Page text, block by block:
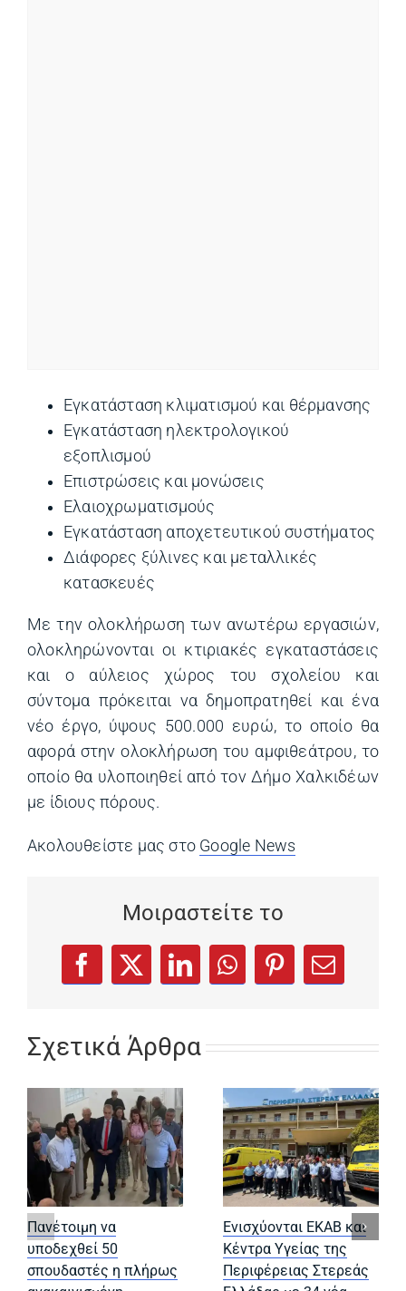
Εγκατάσταση κλιματισμού και θέρμανσης
Εγκατάσταση ηλεκτρολογικού
εξοπλισμού
Επιστρώσεις και μονώσεις
Ελαιοχρωματισμούς
Εγκατάσταση αποχετευτικού συστήματος
Διάφορες ξύλινες και μεταλλικές
κατασκευές
Με την ολοκλήρωση των ανωτέρω εργασιών,
ολοκληρώνονται οι κτιριακές εγκαταστάσεις
και ο αύλειος χώρος του σχολείου και
σύντομα πρόκειται να δημοπρατηθεί και ένα
νέο έργο, ύψους 500.000 ευρώ, το οποίο θα
αφορά στην ολοκλήρωση του αμφιθεάτρου, το
οποίο θα υλοποιηθεί από τον Δήμο Χαλκιδέων
με ίδιους πόρους.
Ακολουθείστε μας στο Google News
Μοιραστείτε το
Facebook
(opens in a new tab)
X
(opens in a new tab)
LinkedIn
(opens in a new tab)
WhatsApp
(opens in a new tab)
Pinterest
(opens in a
Email
Σχετικά Άρθρα
Πανέτοιμη να
υποδεχθεί 50
σπουδαστές η πλήρως
Ενισχύονται ΕΚΑΒ και
Κέντρα Υγείας της
Περιφέρειας Στερεάς